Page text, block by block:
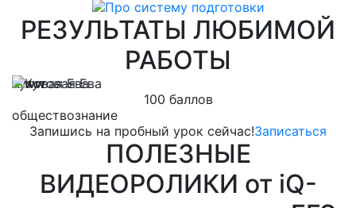
РЕЗУЛЬТАТЫ ЛЮБИМОЙ
РАБОТЫ
Кутовая Ева
100 баллов
обществознание
Запишись на пробный урок сейчас!Записаться
ПОЛЕЗНЫЕ
ВИДЕОРОЛИКИ от iQ-